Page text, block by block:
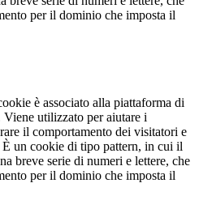
per il dominio che imposta il
è associato alla piattaforma di
utilizzato per aiutare i
il comportamento dei visitatori e
un cookie di tipo pattern, in cui il
breve serie di numeri e lettere, che
per il dominio che imposta il